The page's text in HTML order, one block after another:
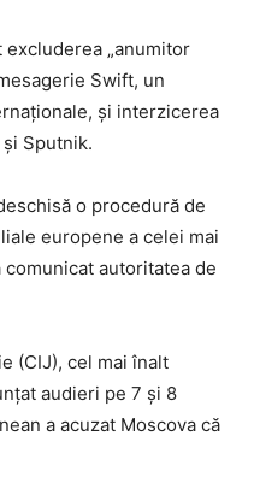
excluderea „anumitor
Swift, un
şi interzicerea
Sputnik.
o procedură de
europene a celei mai
autoritatea de
(CIJ), cel mai înalt
audieri pe 7 şi 8
a acuzat Moscova că